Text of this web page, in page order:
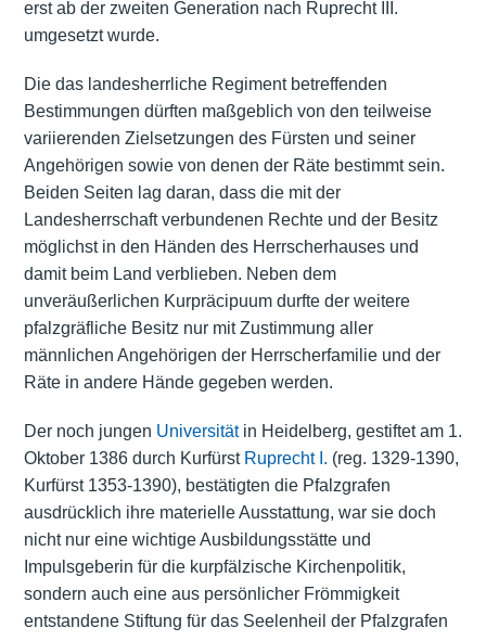
erst ab der zweiten Generation nach Ruprecht III.
umgesetzt wurde.
Die das landesherrliche Regiment betreffenden
Bestimmungen dürften maßgeblich von den teilweise
variierenden Zielsetzungen des Fürsten und seiner
Angehörigen sowie von denen der Räte bestimmt sein.
Beiden Seiten lag daran, dass die mit der
Landesherrschaft verbundenen Rechte und der Besitz
möglichst in den Händen des Herrscherhauses und
damit beim Land verblieben. Neben dem
unveräußerlichen Kurpräcipuum durfte der weitere
pfalzgräfliche Besitz nur mit Zustimmung aller
männlichen Angehörigen der Herrscherfamilie und der
Räte in andere Hände gegeben werden.
Der noch jungen Universitätin Heidelberg, gestiftet am 1.
Oktober 1386 durch Kurfürst Ruprecht I. (reg. 1329-1390,
Kurfürst 1353-1390), bestätigten die Pfalzgrafen
ausdrücklich ihre materielle Ausstattung, war sie doch
nicht nur eine wichtige Ausbildungsstätte und
Impulsgeberin für die kurpfälzische Kirchenpolitik,
sondern auch eine aus persönlicher Frömmigkeit
entstandene Stiftung für das Seelenheil der Pfalzgrafen